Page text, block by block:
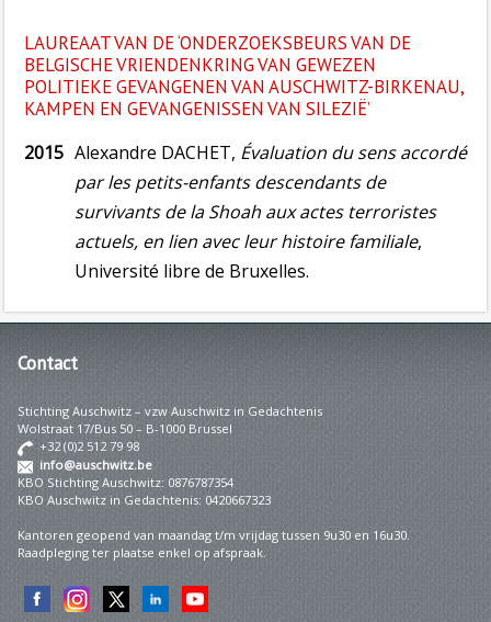
LAUREAAT VAN DE ‘ONDERZOEKSBEURS VAN DE
BELGISCHE VRIENDENKRING VAN GEWEZEN
POLITIEKE GEVANGENEN VAN AUSCHWITZ-BIRKENAU,
KAMPEN EN GEVANGENISSEN VAN SILEZIË’
2015 Alexandre DACHET, Évaluation du sens accordé
par les petits-enfants descendants de
survivants de la Shoah aux actes terroristes
actuels, en lien avec leur histoire familiale,
Université libre de Bruxelles.
Contact
Stichting Auschwitz – vzw Auschwitz in Gedachtenis
Wolstraat 17/Bus 50 – B-1000 Brussel
+32 (0)2 512 79 98
info@auschwitz.be
KBO Stichting Auschwitz: 0876787354
KBO Auschwitz in Gedachtenis: 0420667323
Kantoren geopend van maandag t/m vrijdag tussen 9u30 en 16u30.
Raadpleging ter plaatse enkel op afspraak.